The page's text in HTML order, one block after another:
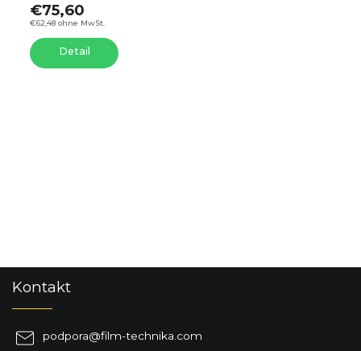
€62,48 ohne MwSt.
€75,60
Detail
Kontakt
podpora@film-technika.com